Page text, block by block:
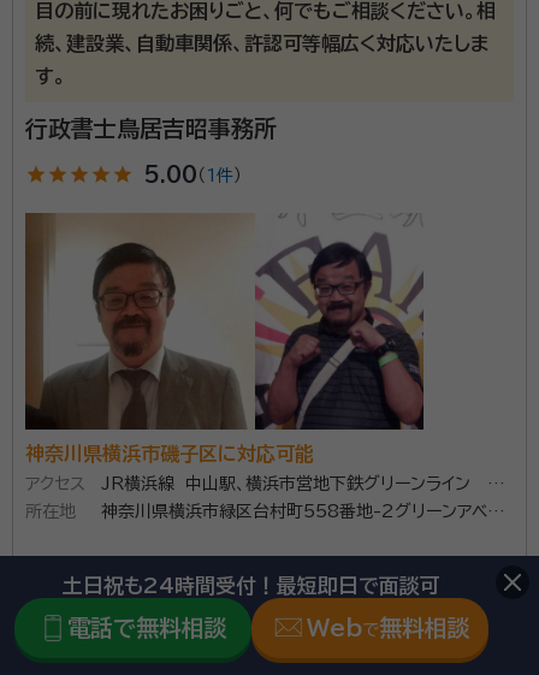
目の前に現れたお困りごと、何でもご相談ください。相
続、建設業、自動車関係、許認可等幅広く対応いたしま
す。
行政書士鳥居吉昭事務所
star star star star star 5.00 （ 1件 ）
神奈川県横浜市磯子区に対応可能
アクセス
JR横浜線 中山駅、横浜市営地下鉄グリーンライン 中
山駅、両駅より徒歩10分
所在地
神奈川県横浜市緑区台村町558番地-2グリーンアベニ
phone お電話でのご相談 無料
土日祝も24時間受付！最短即日で面談可
電話で無料相談 Webで無料相談